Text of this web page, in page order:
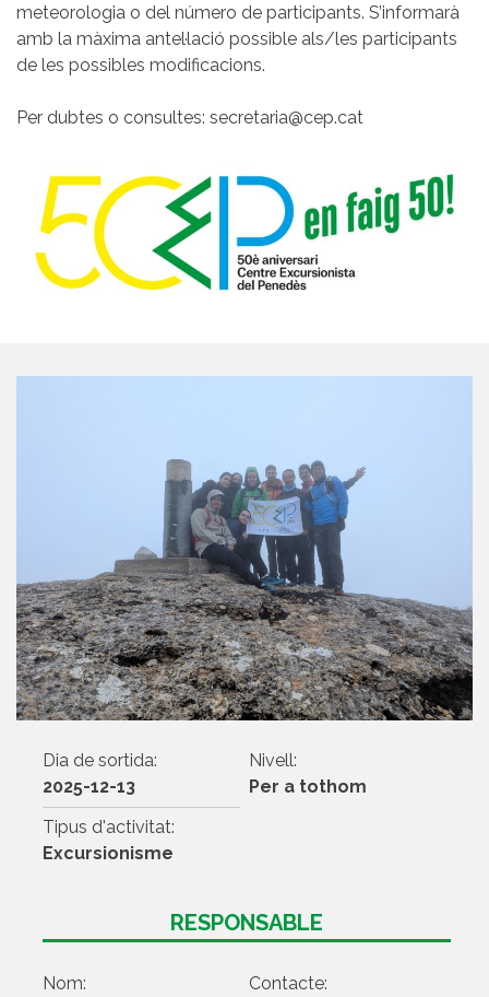
meteorologia o del número de participants. S’informarà
amb la màxima antel·lació possible als/les participants
de les possibles modificacions.
Per dubtes o consultes: secretaria@cep.cat
Dia de sortida:
2025-12-13
Nivell:
Per a tothom
Tipus d'activitat:
Excursionisme
RESPONSABLE
Nom: Contacte: